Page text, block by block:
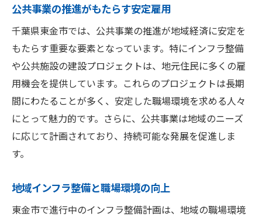
公共事業の推進がもたらす安定雇用
千葉県東金市では、公共事業の推進が地域経済に安定を
もたらす重要な要素となっています。特にインフラ整備
や公共施設の建設プロジェクトは、地元住民に多くの雇
用機会を提供しています。これらのプロジェクトは長期
間にわたることが多く、安定した職場環境を求める人々
にとって魅力的です。さらに、公共事業は地域のニーズ
に応じて計画されており、持続可能な発展を促進しま
す。
地域インフラ整備と職場環境の向上
東金市で進行中のインフラ整備計画は、地域の職場環境